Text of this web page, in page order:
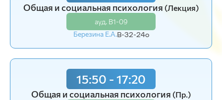
Общая и социальная психология (Лекция)
ауд. В1-09
Березина Е.А.В-32-24o
15:50 - 17:20
Общая и социальная психология (Пр.)
Экономика(Лаб.)
ауд. В1-09
Плотникова С.П.В-51.2-24o
10:15 - 11:45
Экономика(Лаб.)